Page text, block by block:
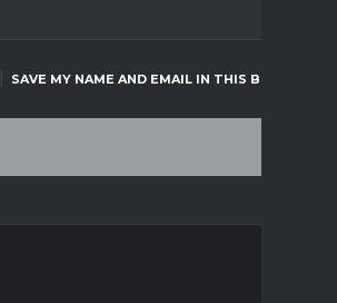
SAVE MY NAME AND EMAIL IN THIS BROWSER